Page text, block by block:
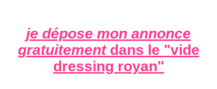
je dépose mon annonce
gratuitementdans le "vide
dressing royan"